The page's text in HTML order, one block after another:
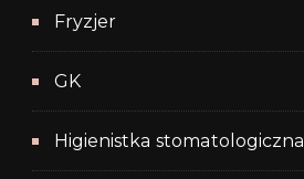
Fryzjer
GK
Higienistka stomatologiczna